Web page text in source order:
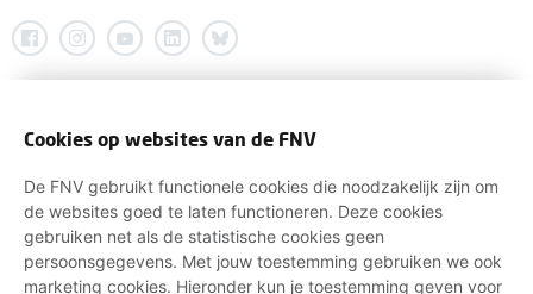
Cookies op websites van de FNV
De FNV gebruikt functionele cookies die noodzakelijk zijn om
de websites goed te laten functioneren. Deze cookies
gebruiken net als de statistische cookies geen
persoonsgegevens. Met jouw toestemming gebruiken we ook
marketing cookies. Hieronder kun je toestemming geven voor